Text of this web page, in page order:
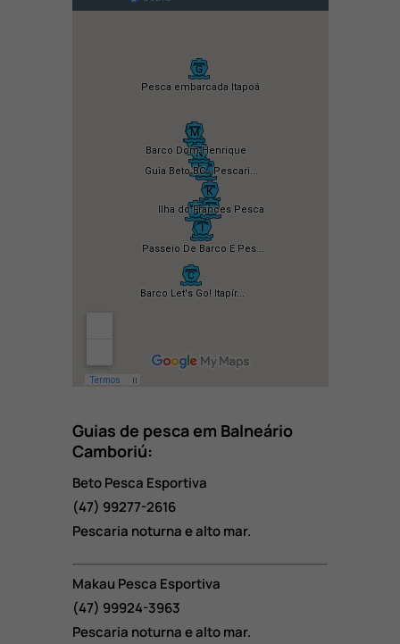
Guias de pesca em Balneário
Camboriú:
Beto Pesca Esportiva
(47) 99277-2616
Pescaria noturna e alto mar.
Makau Pesca Esportiva
(47) 99924-3963
Pescaria noturna e alto mar.